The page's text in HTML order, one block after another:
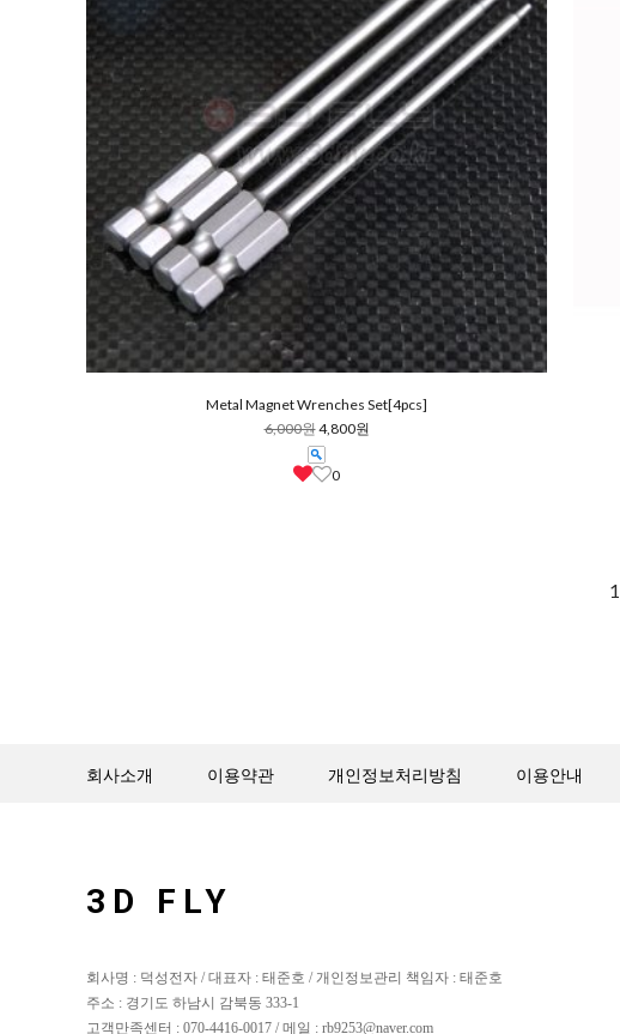
Metal Magnet Wrenches Set[4pcs]
6,000원4,800원
0
1
회사소개 이용약관 개인정보처리방침 이용안내
3D FLY
회사명 : 덕성전자 / 대표자 : 태준호 / 개인정보관리 책임자 : 태준호
주소 : 경기도 하남시 감북동 333-1
고객만족센터 : 070-4416-0017 / 메일 : rb9253@naver.com